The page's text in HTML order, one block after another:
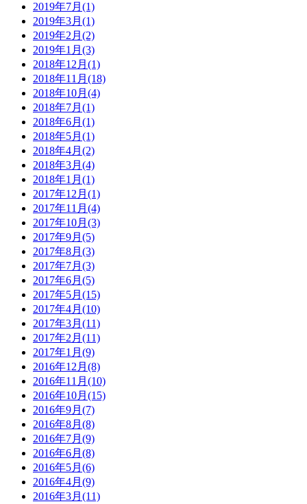
2019年7月(1)
2019年3月(1)
2019年2月(2)
2019年1月(3)
2018年12月(1)
2018年11月(18)
2018年10月(4)
2018年7月(1)
2018年6月(1)
2018年5月(1)
2018年4月(2)
2018年3月(4)
2018年1月(1)
2017年12月(1)
2017年11月(4)
2017年10月(3)
2017年9月(5)
2017年8月(3)
2017年7月(3)
2017年6月(5)
2017年5月(15)
2017年4月(10)
2017年3月(11)
2017年2月(11)
2017年1月(9)
2016年12月(8)
2016年11月(10)
2016年10月(15)
2016年9月(7)
2016年8月(8)
2016年7月(9)
2016年6月(8)
2016年5月(6)
2016年4月(9)
2016年3月(11)